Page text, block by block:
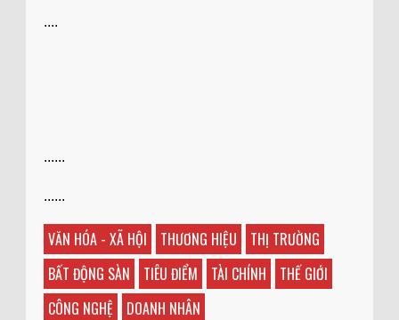
....
......
......
VĂN HÓA - XÃ HỘI THƯƠNG HIỆU
THỊ TRƯỜNG
BẤT ĐỘNG SÀN
TIÊU ĐIỂM TÀI CHÍNH
THẾ GIỚI
CÔNG NGHỆ
DOANH NHÂN